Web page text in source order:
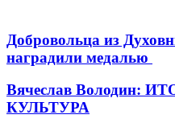
Добровольца из
наградили медалью
Вячеслав Володин:
КУЛЬТУРА